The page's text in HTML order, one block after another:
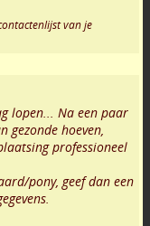
van je
lopen... Na een paar
gezonde hoeven,
professioneel
pony, geef dan een